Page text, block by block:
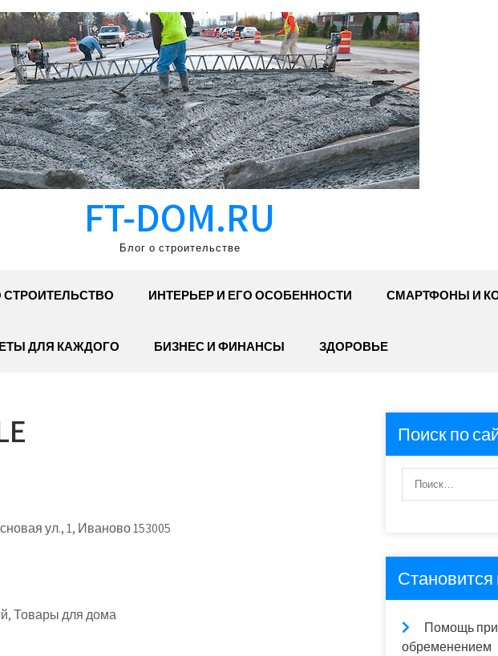
FT-DOM.RU
Блог о строительстве
СТРОИТЕЛЬСТВО ИНТЕРЬЕР И ЕГО ОСОБЕННОСТИ СМАРТФОНЫ И
ДЛЯ КАЖДОГО БИЗНЕС И ФИНАНСЫ ЗДОРОВЬЕ
ул., 1, Иваново 153005
Товары для дома
Поиск по
Помощь при
обременением